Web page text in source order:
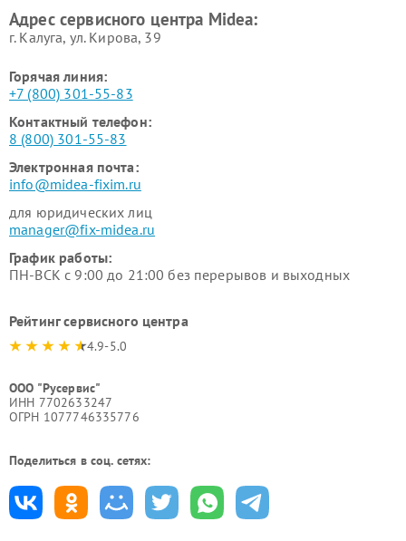
Midea
Адрес сервисного центра Midea:
г. Калуга, ул. Кирова, 39
Горячая линия:
+7 (800) 301-55-83
Контактный телефон:
8 (800) 301-55-83
Электронная почта:
info@midea-fixim.ru
для юридических лиц
manager@fix-midea.ru
График работы:
ПН-ВСК с 9:00 до 21:00 без перерывов и выходных
Рейтинг сервисного центра
4.9-5.0
ООО "Русервис"
ИНН 7702633247
ОГРН 1077746335776
Поделиться в соц. сетях: